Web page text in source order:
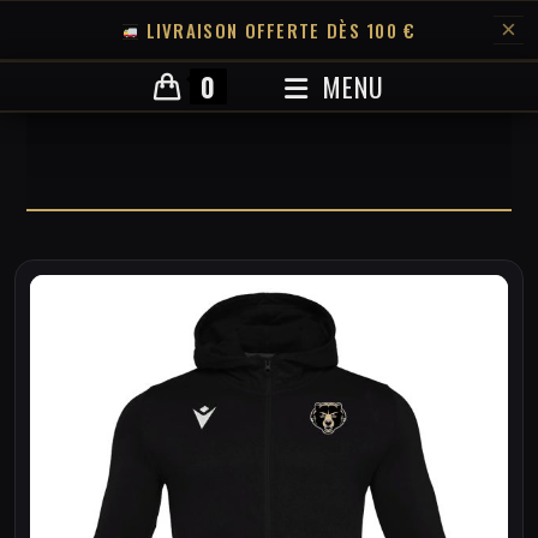
LIVRAISON OFFERTE DÈS 100 € ×
0 MENU